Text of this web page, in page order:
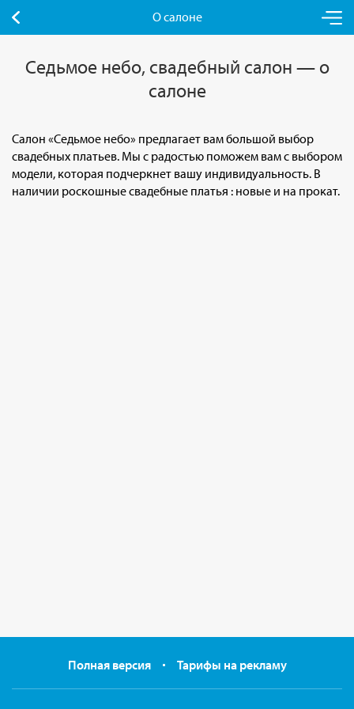
О салоне
Седьмое небо, свадебный салон — о
салоне
Салон «Седьмое небо» предлагает вам большой выбор
свадебных платьев. Мы с радостью поможем вам с выбором
модели, которая подчеркнет вашу индивидуальность. В
наличии роскошные свадебные платья : новые и на прокат.
Полная версия Тарифы на рекламу